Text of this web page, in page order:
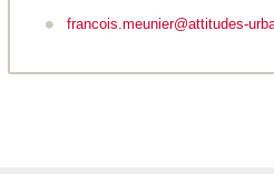
francois.meunier@attitudes-